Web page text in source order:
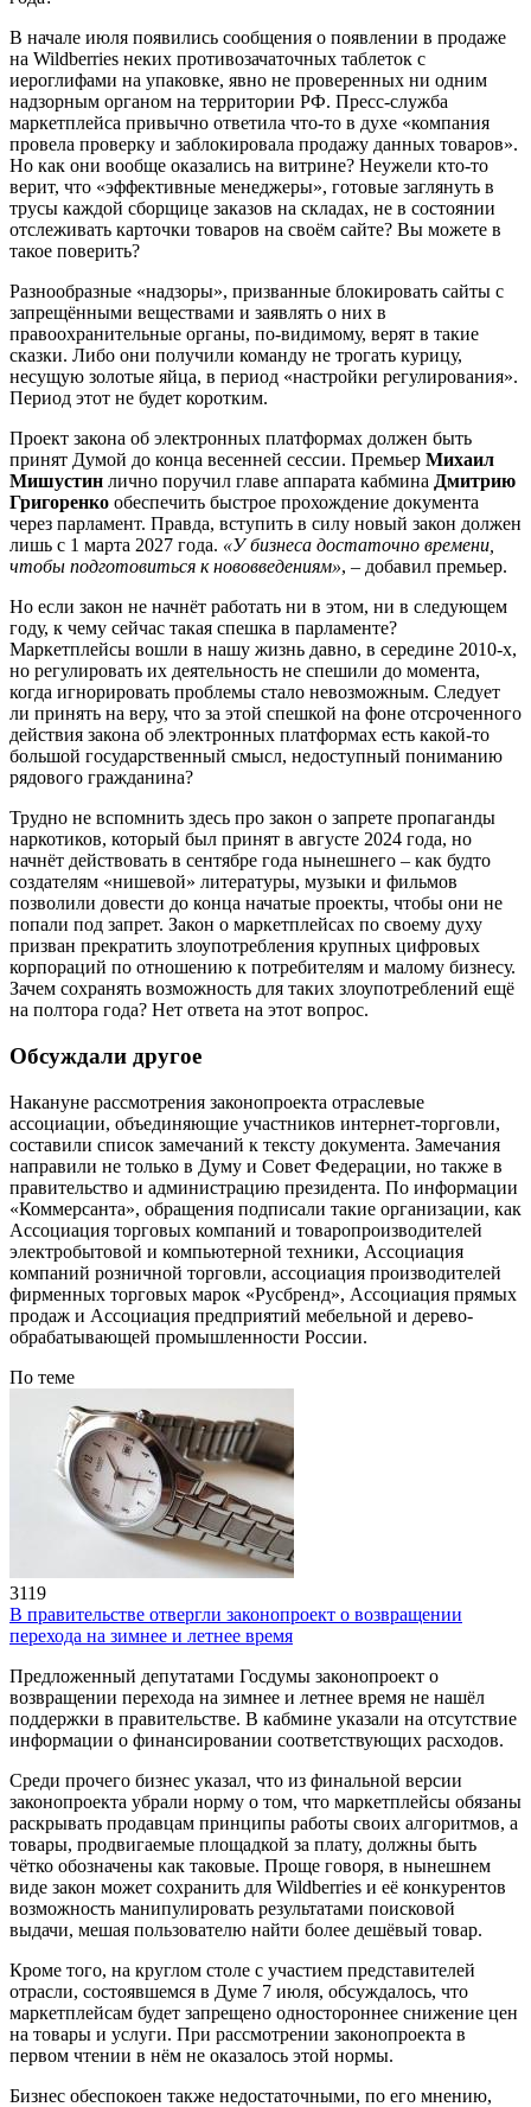
В начале июля появились сообщения о появлении в продаже
на Wildberries неких противозачаточных таблеток с
иероглифами на упаковке, явно не проверенных ни одним
надзорным органом на территории РФ. Пресс-служба
маркетплейса привычно ответила что-то в духе «компания
провела проверку и заблокировала продажу данных товаров».
Но как они вообще оказались на витрине? Неужели кто-то
верит, что «эффективные менеджеры», готовые заглянуть в
трусы каждой сборщице заказов на складах, не в состоянии
отслеживать карточки товаров на своём сайте? Вы можете в
такое поверить?
Разнообразные «надзоры», призванные блокировать сайты с
запрещёнными веществами и заявлять о них в
правоохранительные органы, по-видимому, верят в такие
сказки. Либо они получили команду не трогать курицу,
несущую золотые яйца, в период «настройки регулирования».
Период этот не будет коротким.
Проект закона об электронных платформах должен быть
принят Думой до конца весенней сессии. Премьер Михаил
Мишустин лично поручил главе аппарата кабмина Дмитрию
Григоренко обеспечить быстрое прохождение документа
через парламент. Правда, вступить в силу новый закон должен
лишь с 1 марта 2027 года. «У бизнеса достаточно времени,
чтобы подготовиться к нововведениям», – добавил премьер.
Но если закон не начнёт работать ни в этом, ни в следующем
году, к чему сейчас такая спешка в парламенте?
Маркетплейсы вошли в нашу жизнь давно, в середине 2010-х,
но регулировать их деятельность не спешили до момента,
когда игнорировать проблемы стало невозможным. Следует
ли принять на веру, что за этой спешкой на фоне отсроченного
действия закона об электронных платформах есть какой-то
большой государственный смысл, недоступный пониманию
рядового гражданина?
Трудно не вспомнить здесь про закон о запрете пропаганды
наркотиков, который был принят в августе 2024 года, но
начнёт действовать в сентябре года нынешнего – как будто
создателям «нишевой» литературы, музыки и фильмов
позволили довести до конца начатые проекты, чтобы они не
попали под запрет. Закон о маркетплейсах по своему духу
призван прекратить злоупотребления крупных цифровых
корпораций по отношению к потребителям и малому бизнесу.
Зачем сохранять возможность для таких злоупотреблений ещё
на полтора года? Нет ответа на этот вопрос.
Обсуждали другое
Накануне рассмотрения законопроекта отраслевые
ассоциации, объединяющие участников интернет-торговли,
составили список замечаний к тексту документа. Замечания
направили не только в Думу и Совет Федерации, но также в
правительство и администрацию президента. По информации
«Коммерсанта», обращения подписали такие организации, как
Ассоциация торговых компаний и товаропроизводителей
электробытовой и компьютерной техники, Ассоциация
компаний розничной торговли, ассоциация производителей
фирменных торговых марок «Русбренд», Ассоциация прямых
продаж и Ассоциация предприятий мебельной и дерево­
обрабатывающей промышленности России.
По теме
3119
В правительстве отвергли законопроект о возвращении
перехода на зимнее и летнее время
Предложенный депутатами Госдумы законопроект о
возвращении перехода на зимнее и летнее время не нашёл
поддержки в правительстве. В кабмине указали на отсутствие
информации о финансировании соответствующих расходов.
Среди прочего бизнес указал, что из финальной версии
законопроекта убрали норму о том, что маркетплейсы обязаны
раскрывать продавцам принципы работы своих алгоритмов, а
товары, продвигаемые площадкой за плату, должны быть
чётко обозначены как таковые. Проще говоря, в нынешнем
виде закон может сохранить для Wildberries и её конкурентов
возможность манипулировать результатами поисковой
выдачи, мешая пользователю найти более дешёвый товар.
Кроме того, на круглом столе с участием представителей
отрасли, состоявшемся в Думе 7 июля, обсуждалось, что
маркетплейсам будет запрещено одностороннее снижение цен
на товары и услуги. При рассмотрении законопроекта в
первом чтении в нём не оказалось этой нормы.
Бизнес обеспокоен также недостаточными, по его мнению,